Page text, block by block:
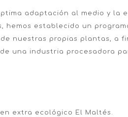
adaptación al medio y la
hemos establecido un
nuestras propias plantas, a
una industria procesadora
extra ecológico El Maltés.